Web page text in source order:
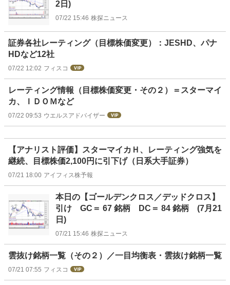
2日)
07/22 15:46 株探ニュース
証券各社レーティング（目標株価変更）：JESHD、パナ
HDなど12社
07/22 12:02 フィスコ
レーティング情報（目標株価変更・その２）＝スターマイ
カ、ＩＤＯＭなど
07/22 09:53 ウエルスアドバイザー
【アナリスト評価】スターマイカＨ、レーティング強気を
継続、目標株価2,100円に引下げ（日系大手証券）
07/21 18:00 アイフィス株予報
本日の【ゴールデンクロス／デッドクロス】
引け GC＝ 67 銘柄 DC＝ 84 銘柄 (7月21
日)
07/21 15:46 株探ニュース
雲抜け銘柄一覧（その２）／一目均衡表・雲抜け銘柄一覧
07/21 07:55 フィスコ